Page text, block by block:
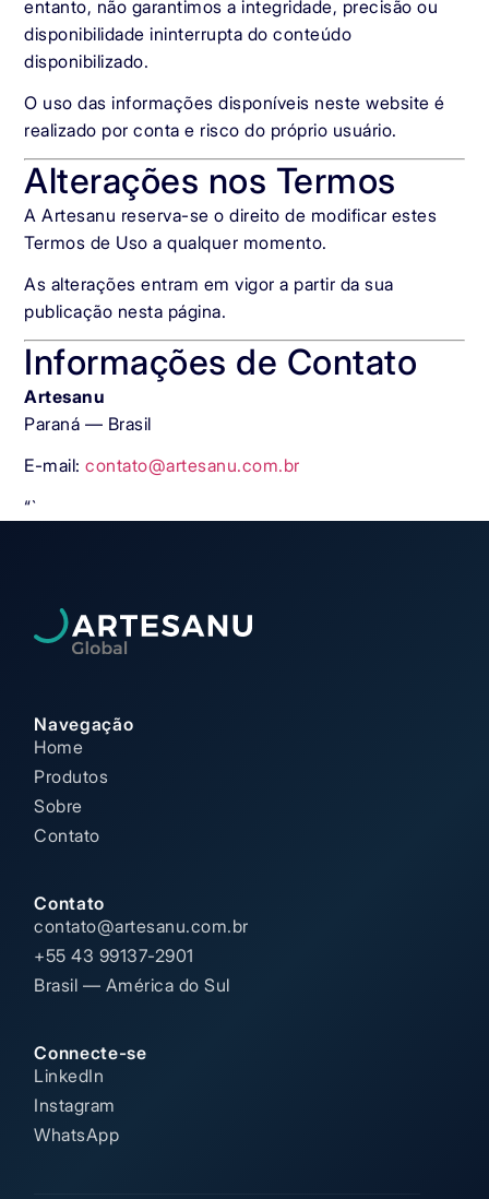
entanto, não garantimos a integridade, precisão ou
disponibilidade ininterrupta do conteúdo
disponibilizado.
O uso das informações disponíveis neste website é
realizado por conta e risco do próprio usuário.
Alterações nos Termos
A Artesanu reserva-se o direito de modificar estes
Termos de Uso a qualquer momento.
As alterações entram em vigor a partir da sua
publicação nesta página.
Informações de Contato
Artesanu
Paraná — Brasil
E-mail:contato@artesanu.com.br
“`
Navegação
Home
Produtos
Sobre
Contato
Contato
contato@artesanu.com.br
+55 43 99137-2901
Brasil — América do Sul
Connecte-se
LinkedIn
Instagram
WhatsApp